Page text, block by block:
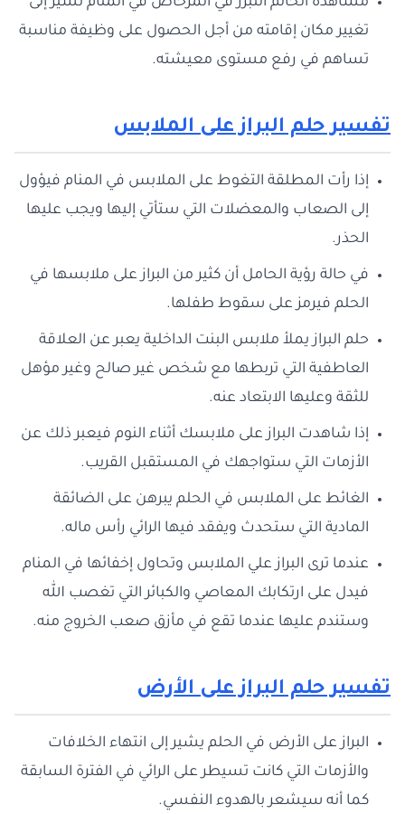
مشاهدة الحالم التبرز في المرحاض في المنام تشير إلى
تغيير مكان إقامته من أجل الحصول على وظيفة مناسبة
تساهم في رفع مستوى معيشته.
تفسير حلم البراز على الملابس
إذا رأت المطلقة التغوط على الملابس في المنام فيؤول
إلى الصعاب والمعضلات التي ستأتي إليها ويجب عليها
الحذر.
في حالة رؤية الحامل أن كثير من البراز على ملابسها في
الحلم فيرمز على سقوط طفلها.
حلم البراز يملأ ملابس البنت الداخلية يعبر عن العلاقة
العاطفية التي تربطها مع شخص غير صالح وغير مؤهل
للثقة وعليها الابتعاد عنه.
إذا شاهدت البراز على ملابسك أثناء النوم فيعبر ذلك عن
الأزمات التي ستواجهك في المستقبل القريب.
الغائط على الملابس في الحلم يبرهن على الضائقة
المادية التي ستحدث ويفقد فيها الرائي رأس ماله.
عندما ترى البراز علي الملابس وتحاول إخفائها في المنام
فيدل على ارتكابك المعاصي والكبائر التي تغصب الله
وستندم عليها عندما تقع في مأزق صعب الخروج منه.
تفسير حلم البراز على الأرض
البراز على الأرض في الحلم يشير إلى انتهاء الخلافات
والأزمات التي كانت تسيطر على الرائي في الفترة السابقة
كما أنه سيشعر بالهدوء النفسي.